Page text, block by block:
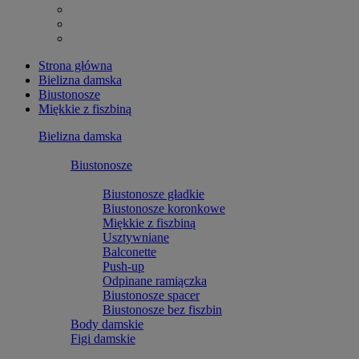
Strona główna
Bielizna damska
Biustonosze
Miękkie z fiszbiną
Bielizna damska
Biustonosze
Biustonosze gładkie
Biustonosze koronkowe
Miękkie z fiszbiną
Usztywniane
Balconette
Push-up
Odpinane ramiączka
Biustonosze spacer
Biustonosze bez fiszbin
Body damskie
Figi damskie